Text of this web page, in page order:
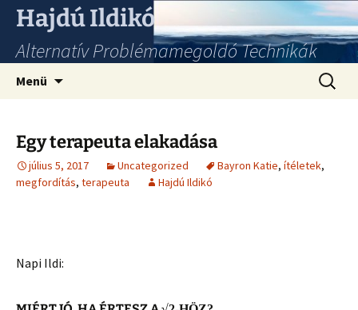
Hajdú Ildikó
Alternatív Problémamegoldó Technikák
Menü
Egy terapeuta elakadása
július 5, 2017 Uncategorized Bayron Katie, ítéletek,
megfordítás, terapeuta Hajdú Ildikó
Napi Ildi: